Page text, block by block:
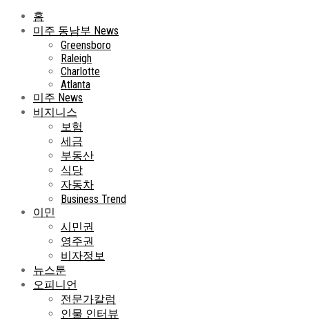
홈
미주 동남부 News
Greensboro
Raleigh
Charlotte
Atlanta
미주 News
비지니스
보험
세금
부동산
식당
자동차
Business Trend
이민
시민권
영주권
비자정보
뉴스툰
오피니언
전문가칼럼
인물 인터뷰